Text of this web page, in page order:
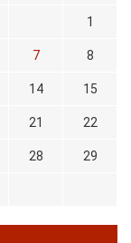
1
7 8
14 15
21 22
28 29